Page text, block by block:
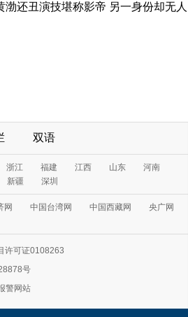
渤还丑演技堪称影帝 另一身份却无人
双语
浙江 福建 江西 山东
河南
新疆 深圳
网 中国台湾网 中国西藏网
央广网
许可证0108263
号
警网站